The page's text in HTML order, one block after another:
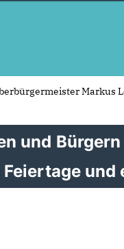
Markus
und
und